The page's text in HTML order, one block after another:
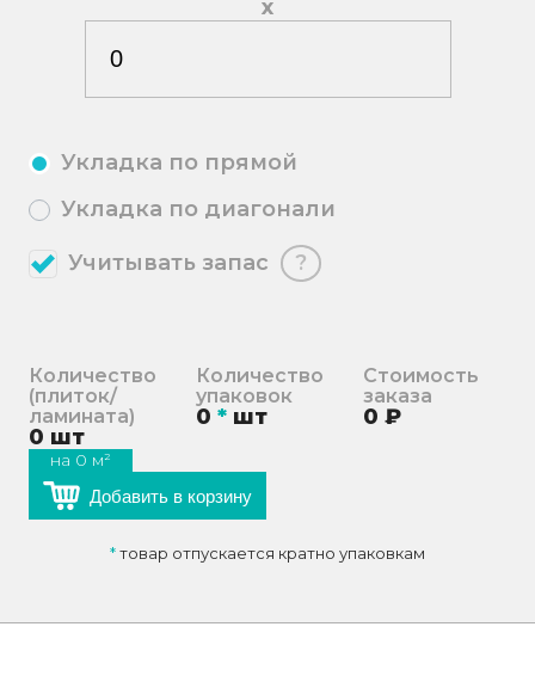
х
Укладка по прямой
Укладка по диагонали
Учитывать запас ?
Количество
(плиток/
ламината)
0 шт
на 0 м²
Количество
упаковок
0 * шт
Стоимость
заказа
0 ₽
Добавить в корзину
*товар отпускается кратно упаковкам